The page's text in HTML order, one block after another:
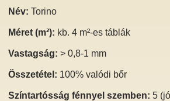
Név: Torino
Méret (m²): kb. 4 m²-es táblák
Vastagság:> 0,8-1 mm
Összetétel: 100% valódi bőr
Színtartósság fénnyel szemben: 5